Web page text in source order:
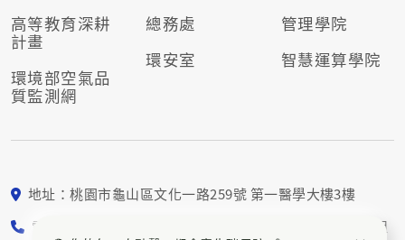
高等教育深耕
計畫
環境部空氣品
質監測網
總務處
環安室
管理學院
智慧運算學院
地址：桃園市龜山區文化一路259號 第一醫學大樓3樓
電話： 03-211-8800 校園永續組5552、5553；社會責任組